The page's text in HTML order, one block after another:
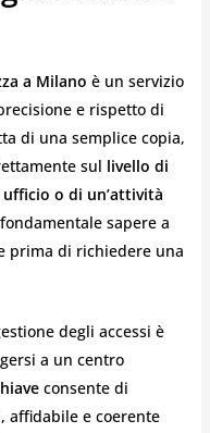
a Milano è un servizio
e rispetto di
di una semplice copia,
sul livello di
o di un’attività
sapere a
prima di richiedere una
degli accessi è
a un centro
consente di
affidabile e coerente